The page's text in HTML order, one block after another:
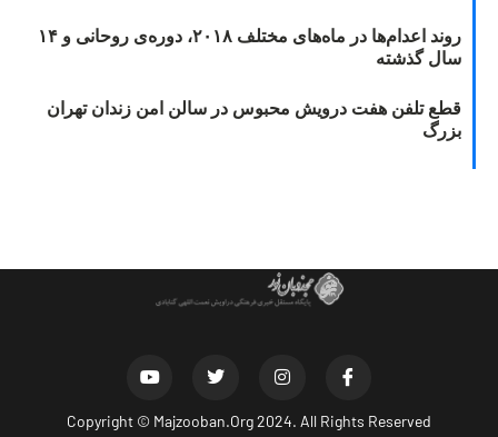
روند اعدام‌ها در ماه‌های مختلف ۲۰۱۸، دوره‌ی روحانی و ۱۴
سال گذشته
قطع تلفن هفت درویش محبوس در سالن امن زندان تهران
بزرگ
Copyright © Majzooban.Org2024. All Rights Reserved